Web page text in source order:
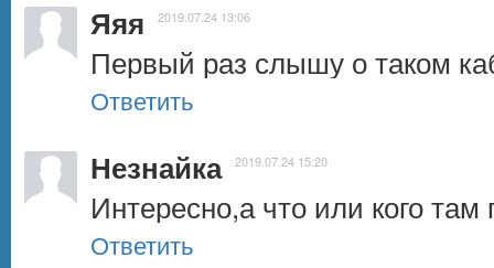
Яяя 2019.07.24 13:06
Первый раз слышу о таком
Ответить
Незнайка 2019.07.24 15:20
Интересно,а что или кого
Ответить